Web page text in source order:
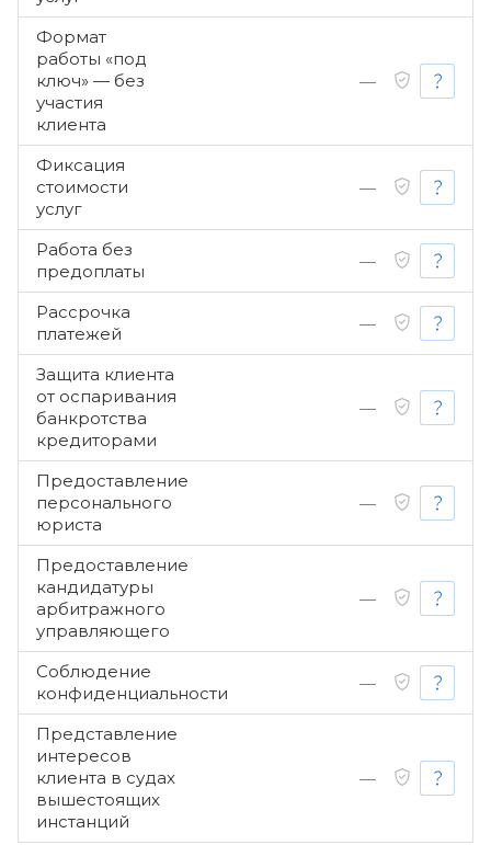
Формат
работы «под
ключ» — без
участия
клиента
—
Фиксация
стоимости
услуг
—
Работа без
предоплаты
—
Рассрочка
платежей
—
Защита клиента
от оспаривания
банкротства
кредиторами
—
Предоставление
персонального
юриста
—
Предоставление
кандидатуры
арбитражного
управляющего
—
Соблюдение
конфиденциальности
—
Представление
интересов
клиента в судах
вышестоящих
инстанций
—